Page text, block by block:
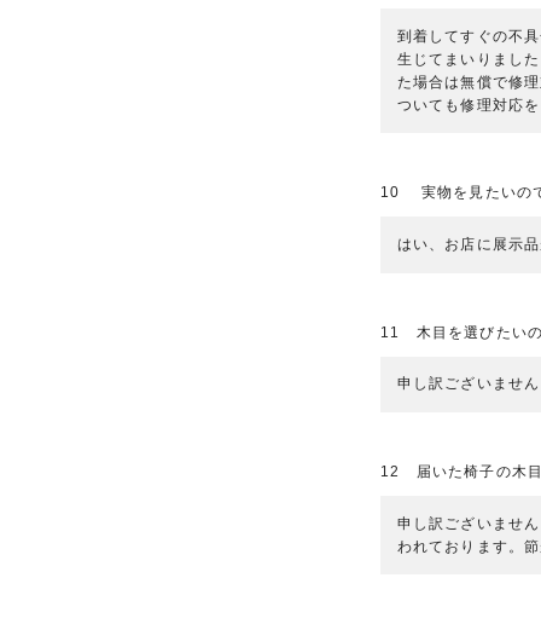
到着してすぐの不
生じてまいりまし
た場合は無償で修
ついても修理対応
10 実物を見たいの
はい、お店に展示
11 木目を選びたい
申し訳ございませ
12 届いた椅子の木目
申し訳ございませ
われております。